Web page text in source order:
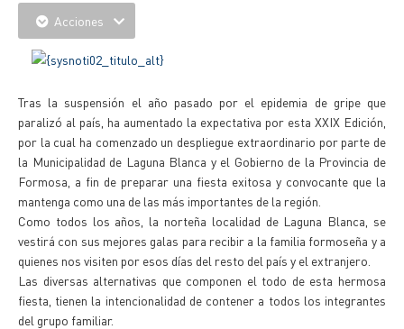
Acciones
Tras la suspensión el año pasado por el epidemia de gripe que
paralizó al país, ha aumentado la expectativa por esta XXIX Edición,
por la cual ha comenzado un despliegue extraordinario por parte de
la Municipalidad de Laguna Blanca y el Gobierno de la Provincia de
Formosa, a fin de preparar una fiesta exitosa y convocante que la
mantenga como una de las más importantes de la región.
Como todos los años, la norteña localidad de Laguna Blanca, se
vestirá con sus mejores galas para recibir a la familia formoseña y a
quienes nos visiten por esos días del resto del país y el extranjero.
Las diversas alternativas que componen el todo de esta hermosa
fiesta, tienen la intencionalidad de contener a todos los integrantes
del grupo familiar.